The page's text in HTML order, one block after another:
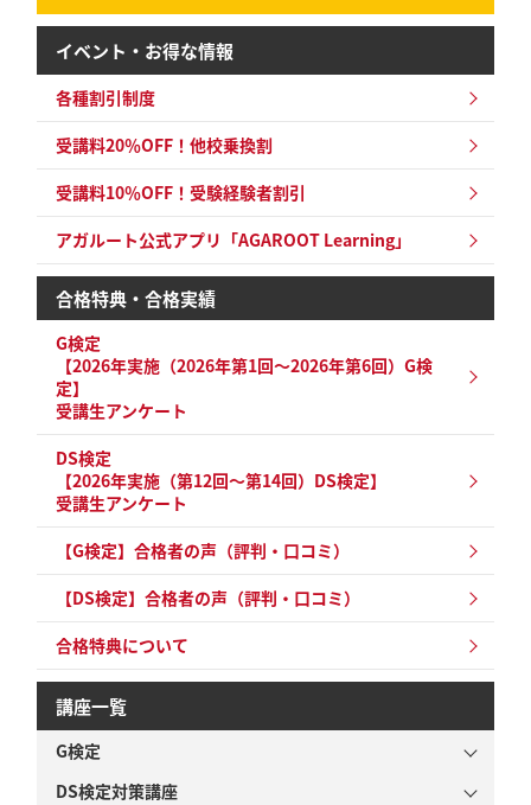
イベント・お得な情報
各種割引制度
受講料20％OFF！他校乗換割
受講料10％OFF！ 受験経験者割引
アガルート公式アプリ「AGAROOT Learning」
合格特典・合格実績
G検定
【2026年実施（2026年第1回～2026年第6回）G検
定】
受講生アンケート
DS検定
【2026年実施（第12回～第14回）DS検定】
受講生アンケート
【G検定】合格者の声（評判・口コミ）
【DS検定】合格者の声（評判・口コミ）
合格特典について
講座一覧
G検定
DS検定対策講座